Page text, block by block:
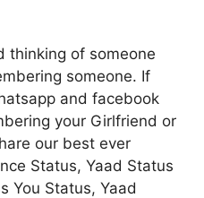
thinking of someone
someone. If
and facebook
your Girlfriend or
our best ever
Status, Yaad Status
You Status, Yaad